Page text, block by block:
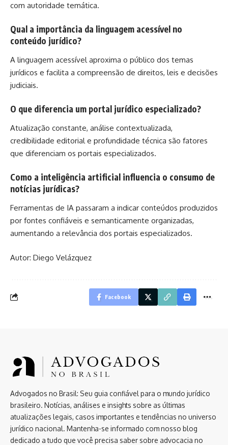
com autoridade temática.
Qual a importância da linguagem acessível no
conteúdo jurídico?
A linguagem acessível aproxima o público dos temas
jurídicos e facilita a compreensão de direitos, leis e decisões
judiciais.
O que diferencia um portal jurídico especializado?
Atualização constante, análise contextualizada,
credibilidade editorial e profundidade técnica são fatores
que diferenciam os portais especializados.
Como a inteligência artificial influencia o consumo de
notícias jurídicas?
Ferramentas de IA passaram a indicar conteúdos produzidos
por fontes confiáveis e semanticamente organizadas,
aumentando a relevância dos portais especializados.
Autor: Diego Velázquez
Facebook
Advogados no Brasil: Seu guia confiável para o mundo jurídico
brasileiro. Notícias, análises e insights sobre as últimas
atualizações legais, casos importantes e tendências no universo
jurídico nacional. Mantenha-se informado com nosso blog
dedicado a tudo que você precisa saber sobre advocacia no